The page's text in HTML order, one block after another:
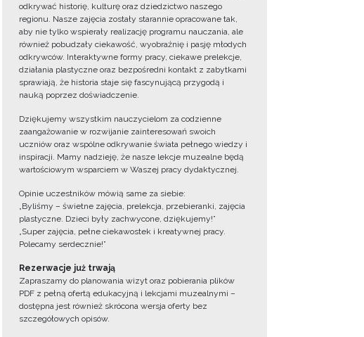
odkrywać historię, kulturę oraz dziedzictwo naszego
regionu. Nasze zajęcia zostały starannie opracowane tak,
aby nie tylko wspierały realizację programu nauczania, ale
również pobudzały ciekawość, wyobraźnię i pasję młodych
odkrywców. Interaktywne formy pracy, ciekawe prelekcje,
działania plastyczne oraz bezpośredni kontakt z zabytkami
sprawiają, że historia staje się fascynującą przygodą i
nauką poprzez doświadczenie.
Dziękujemy wszystkim nauczycielom za codzienne
zaangażowanie w rozwijanie zainteresowań swoich
uczniów oraz wspólne odkrywanie świata pełnego wiedzy i
inspiracji. Mamy nadzieję, że nasze lekcje muzealne będą
wartościowym wsparciem w Waszej pracy dydaktycznej.
Opinie uczestników mówią same za siebie:
„Byliśmy – świetne zajęcia, prelekcja, przebieranki, zajęcia
plastyczne. Dzieci były zachwycone, dziękujemy!”
„Super zajęcia, pełne ciekawostek i kreatywnej pracy.
Polecamy serdecznie!”
Rezerwacje już trwają
Zapraszamy do planowania wizyt oraz pobierania plików
PDF z pełną ofertą edukacyjną i lekcjami muzealnymi –
dostępna jest również skrócona wersja oferty bez
szczegółowych opisów.